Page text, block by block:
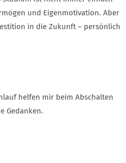
und Eigenmotivation. Aber
in die Zukunft – persönlich
helfen mir beim Abschalten
Gedanken.